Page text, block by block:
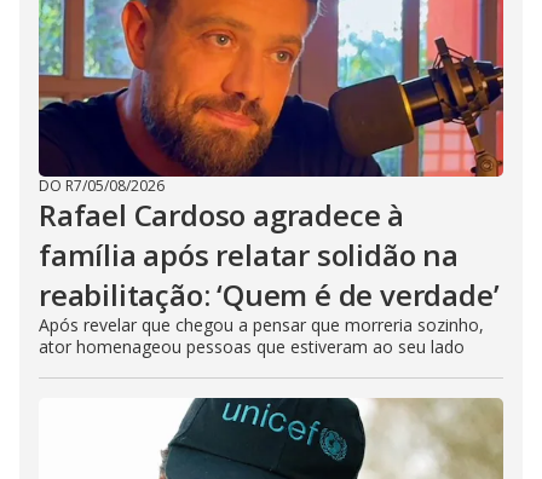
DO R7/05/08/2026
Rafael Cardoso agradece à
família após relatar solidão na
reabilitação: ‘Quem é de verdade’
Após revelar que chegou a pensar que morreria sozinho,
ator homenageou pessoas que estiveram ao seu lado